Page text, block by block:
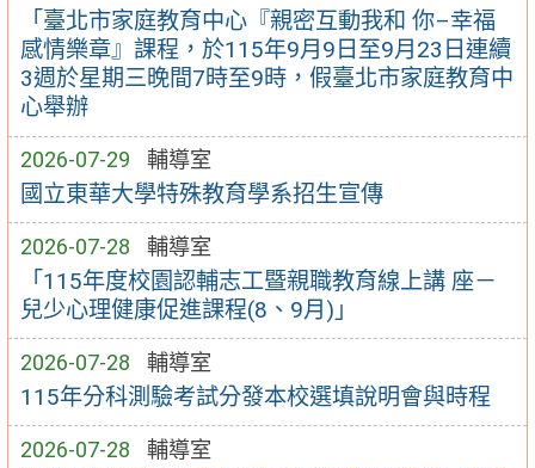
「臺北市家庭教育中心『親密互動我和 你–幸福
感情樂章』課程，於115年9月9日至9月23日連續
3週於星期三晚間7時至9時，假臺北市家庭教育中
心舉辦
2026-07-29 輔導室
國立東華大學特殊教育學系招生宣傳
2026-07-28 輔導室
「115年度校園認輔志工暨親職教育線上講 座－
兒少心理健康促進課程(8、9月)」
2026-07-28 輔導室
115年分科測驗考試分發本校選填說明會與時程
2026-07-28 輔導室